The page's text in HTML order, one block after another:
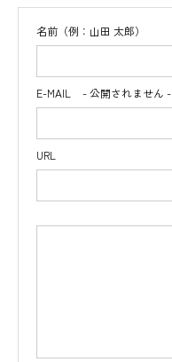
名前（例：山田 太郎）
E-MAIL - 公開されません -
URL